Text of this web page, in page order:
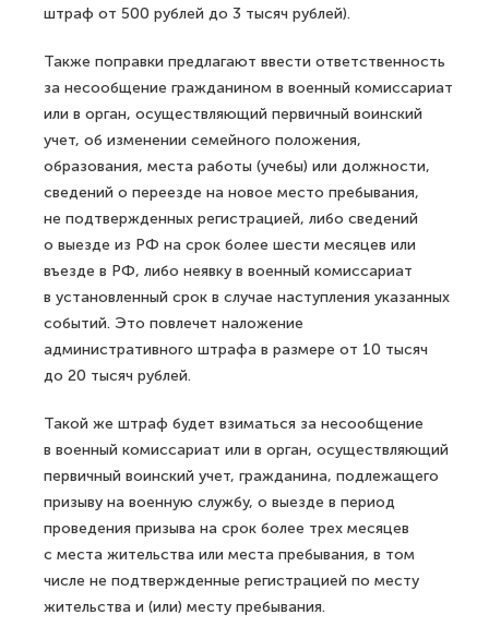
штраф от 500 рублей до 3 тысяч рублей).
Также поправки предлагают ввести ответственность
за несообщение гражданином в военный комиссариат
или в орган, осуществляющий первичный воинский
учет, об изменении семейного положения,
образования, места работы (учебы) или должности,
сведений о переезде на новое место пребывания,
не подтвержденных регистрацией, либо сведений
о выезде из РФ на срок более шести месяцев или
въезде в РФ, либо неявку в военный комиссариат
в установленный срок в случае наступления указанных
событий. Это повлечет наложение
административного штрафа в размере от 10 тысяч
до 20 тысяч рублей.
Такой же штраф будет взиматься за несообщение
в военный комиссариат или в орган, осуществляющий
первичный воинский учет, гражданина, подлежащего
призыву на военную службу, о выезде в период
проведения призыва на срок более трех месяцев
с места жительства или места пребывания, в том
числе не подтвержденные регистрацией по месту
жительства и (или) месту пребывания.